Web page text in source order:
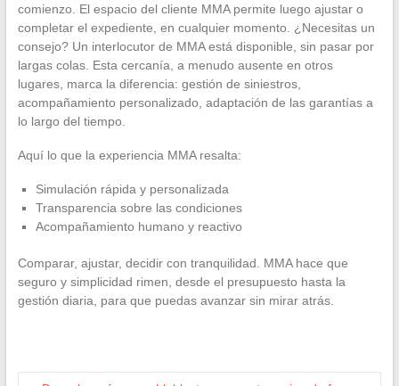
comienzo. El espacio del cliente MMA permite luego ajustar o
completar el expediente, en cualquier momento. ¿Necesitas un
consejo? Un interlocutor de MMA está disponible, sin pasar por
largas colas. Esta cercanía, a menudo ausente en otros
lugares, marca la diferencia: gestión de siniestros,
acompañamiento personalizado, adaptación de las garantías a
lo largo del tiempo.
Aquí lo que la experiencia MMA resalta:
Simulación rápida y personalizada
Transparencia sobre las condiciones
Acompañamiento humano y reactivo
Comparar, ajustar, decidir con tranquilidad. MMA hace que
seguro y simplicidad rimen, desde el presupuesto hasta la
gestión diaria, para que puedas avanzar sin mirar atrás.